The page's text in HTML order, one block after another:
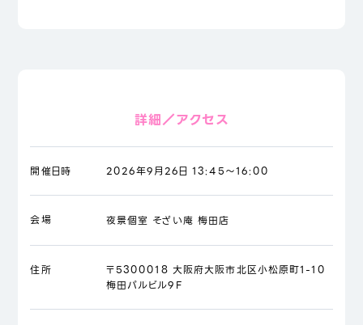
詳細／アクセス
開催日時 2026年9月26日 13:45～16:00
会場 夜景個室 そざい庵 梅田店
住所
〒5300018 大阪府大阪市北区小松原町1-10
梅田パルビル9F